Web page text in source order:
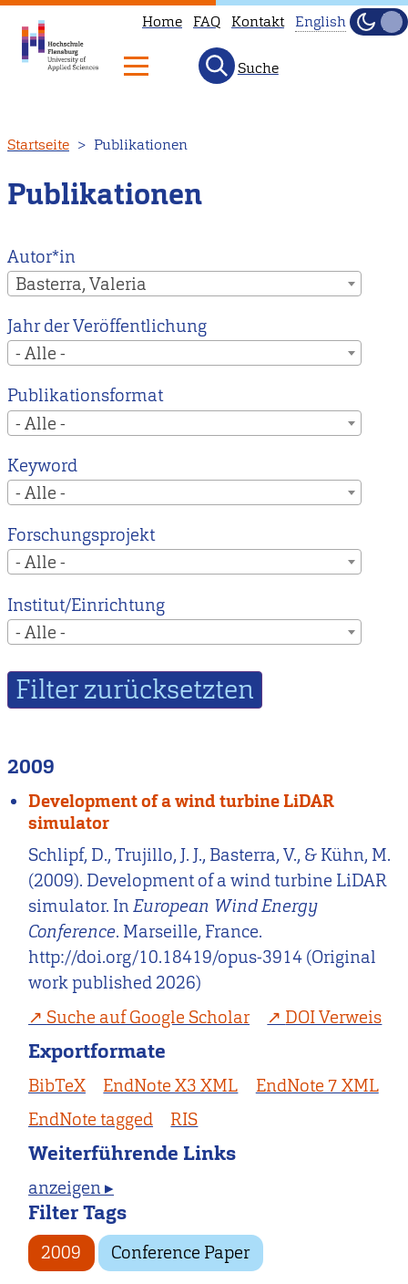
zum
Inhalt
Home FAQ Kontakt
to
our
main
instead.
English
Hell
Suche
Startseite Publikationen
Publikationen
Autor*in
Basterra, Valeria
Jahr der Veröffentlichung
- Alle -
Publikationsformat
- Alle -
Keyword
- Alle -
Forschungsprojekt
- Alle -
Institut/Einrichtung
- Alle -
2009
Development of a wind turbine LiDAR
simulator
Schlipf, D., Trujillo, J. J., Basterra, V., & Kühn, M.
(2009). Development of a wind turbine LiDAR
simulator. InEuropean Wind Energy
Conference. Marseille, France.
http://doi.org/10.18419/opus-3914 (Original
work published 2026)
Suche auf Google Scholar
DOI Verweis
Exportformate
BibTeX EndNote X3 XML
EndNote 7 XML
EndNote tagged
RIS
Weiterführende Links
anzeigen ▸
Filter Tags
2009 Conference Paper